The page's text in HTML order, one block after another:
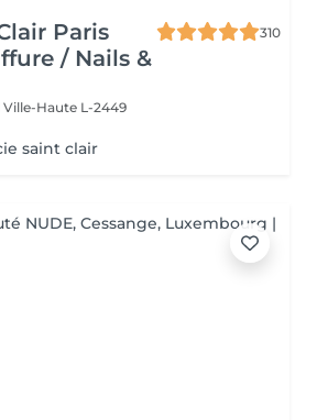
Paris
/ Nails &
310
Ville-Haute L-2449
saint clair